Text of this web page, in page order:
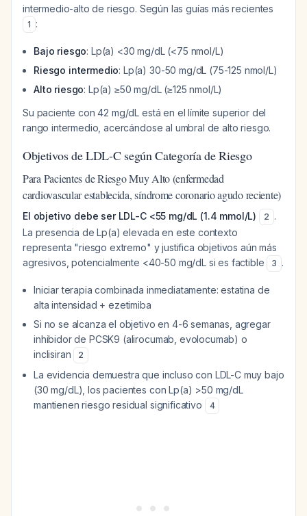
intermedio-alto de riesgo. Según las guías más recientes
1 :
Bajo riesgo: Lp(a) <30 mg/dL (<75 nmol/L)
Riesgo intermedio: Lp(a) 30-50 mg/dL (75-125 nmol/L)
Alto riesgo: Lp(a) ≥50 mg/dL (≥125 nmol/L)
Su paciente con 42 mg/dL está en el límite superior del
rango intermedio, acercándose al umbral de alto riesgo.
Objetivos de LDL-C según Categoría de Riesgo
Para Pacientes de Riesgo Muy Alto (enfermedad
cardiovascular establecida, síndrome coronario agudo reciente)
El objetivo debe ser LDL-C <55 mg/dL (1.4 mmol/L) 2 .
La presencia de Lp(a) elevada en este contexto
representa "riesgo extremo" y justifica objetivos aún más
agresivos, potencialmente <40-50 mg/dL si es factible
3 .
Iniciar terapia combinada inmediatamente: estatina de
alta intensidad + ezetimiba
Si no se alcanza el objetivo en 4-6 semanas, agregar
inhibidor de PCSK9 (alirocumab, evolocumab) o
inclisiran
2
La evidencia demuestra que incluso con LDL-C muy bajo
(30 mg/dL), los pacientes con Lp(a) >50 mg/dL
mantienen riesgo residual significativo
4